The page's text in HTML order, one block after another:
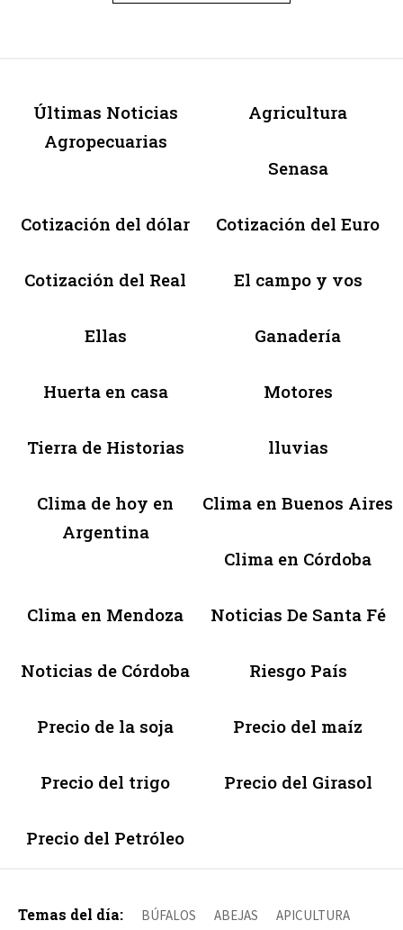
Últimas Noticias
Agropecuarias
Agricultura
Senasa
Cotización del dólar Cotización del Euro
Cotización del Real El campo y vos
Ellas Ganadería
Huerta en casa Motores
Tierra de Historias lluvias
Clima de hoy en
Argentina
Clima en Buenos Aires
Clima en Córdoba
Clima en Mendoza Noticias De Santa Fé
Noticias de Córdoba Riesgo País
Precio de la soja Precio del maíz
Precio del trigo Precio del Girasol
Precio del Petróleo
Temas del día: BÚFALOS ABEJAS APICULTURA